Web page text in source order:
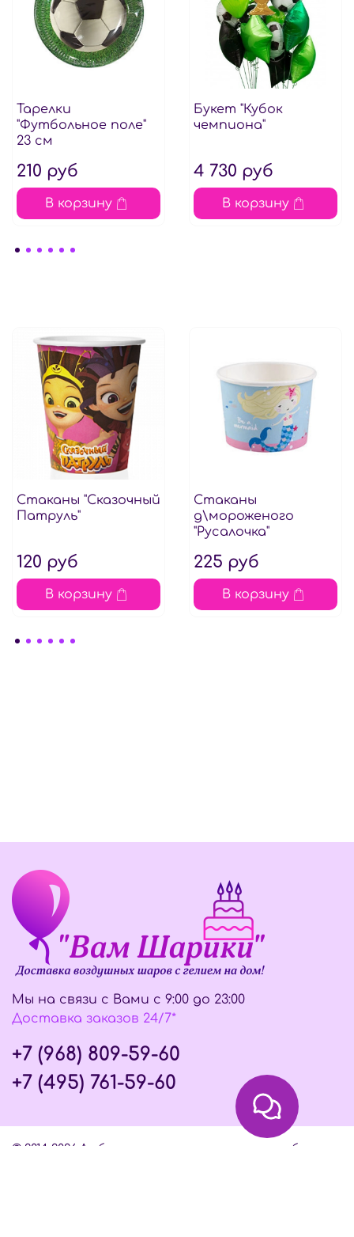
Тарелки
"Футбольное поле"
23 см
210 руб
В корзину
Букет "Кубок
чемпиона"
4 730 руб
В корзину
Стаканы "Сказочный
Патруль"
120 руб
В корзину
Стаканы
д\мороженого
"Русалочка"
225 руб
В корзину
Мы на связи с Вами с 9:00 до 23:00
Доставка заказов 24/7*
+7 (968) 809-59-60
+7 (495) 761-59-60
© 2014-2026 Любое использование контента без